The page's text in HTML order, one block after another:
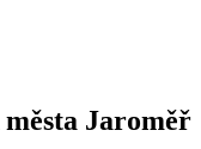
města Jaroměř